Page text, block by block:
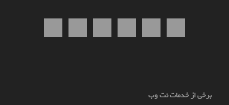
برخی از خدمات نت وب